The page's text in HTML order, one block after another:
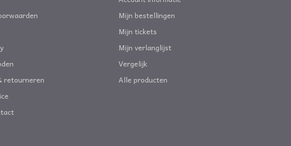
retourneren
Mijn bestellingen
Mijn tickets
Mijn verlanglijst
Vergelijk
Alle producten